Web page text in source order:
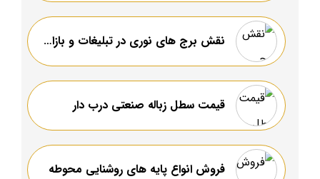
نقش برج های نوری در تبلیغات و بازاریابی
قیمت سطل زباله صنعتی درب دار
فروش انواع پایه های روشنایی محوطه